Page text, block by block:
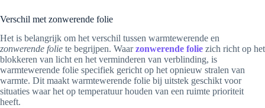
Verschil met zonwerende folie
Het is belangrijk om het verschil tussen warmtewerende en
zonwerende folie te begrijpen. Waarzonwerende folie zich richt op het
blokkeren van licht en het verminderen van verblinding, is
warmtewerende folie specifiek gericht op het opnieuw stralen van
warmte. Dit maakt warmtewerende folie bij uitstek geschikt voor
situaties waar het op temperatuur houden van een ruimte prioriteit
heeft.